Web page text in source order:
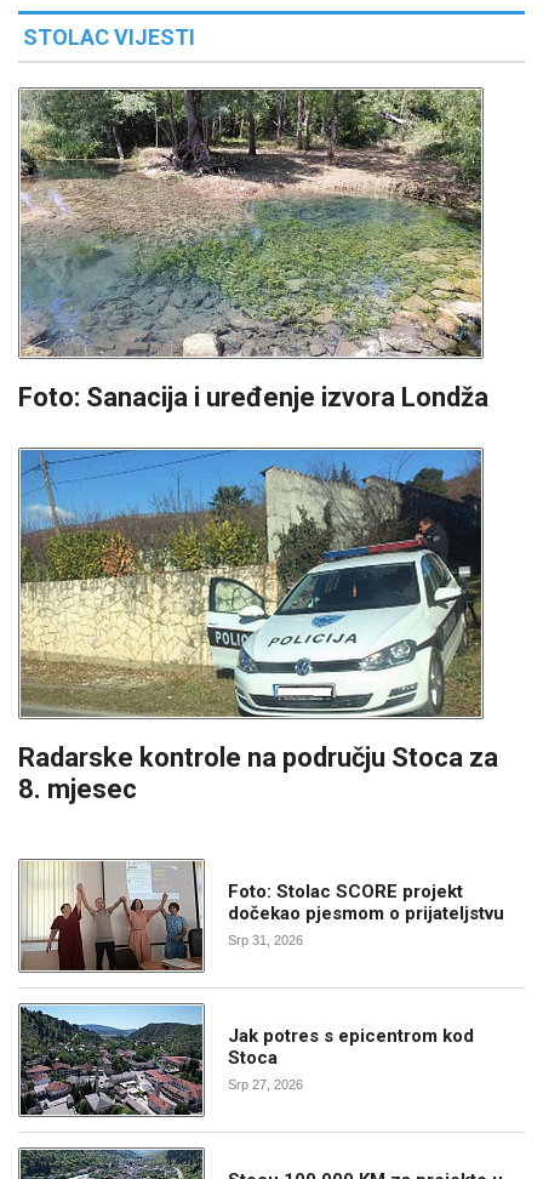
STOLAC VIJESTI
Foto: Sanacija i uređenje izvora Londža
Radarske kontrole na području Stoca za
8. mjesec
Foto: Stolac SCORE projekt
dočekao pjesmom o prijateljstvu
Srp 31, 2026
Jak potres s epicentrom kod
Stoca
Srp 27, 2026